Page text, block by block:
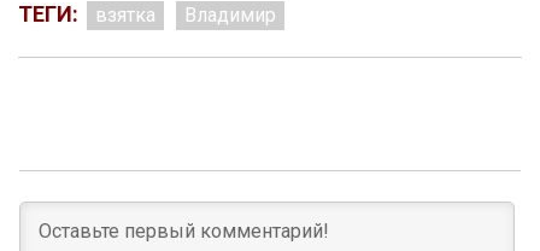
ТЕГИ: взятка Владимир